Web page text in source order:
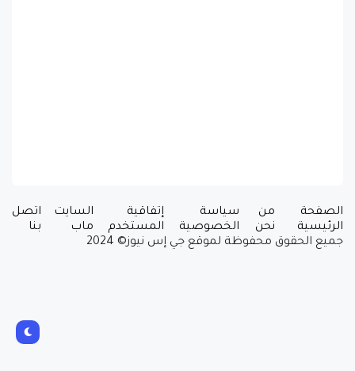
الصفحة
الرئيسية
من
نحن
سياسة
الخصوصية
إتفاقية
المستخدم
السايت
ماب
اتصل
بنا
جميع الحقوق محفوظة لموقع جي إس نيوز© 2024